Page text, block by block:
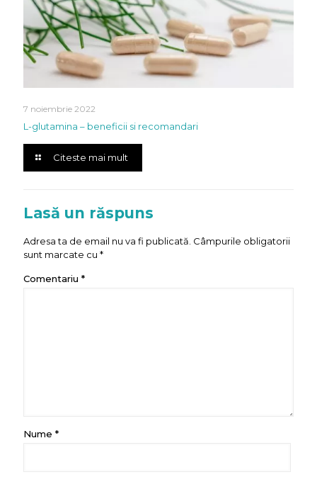
7 noiembrie 2022
L-glutamina – beneficii si recomandari
Citeste mai mult
Lasă un răspuns
Adresa ta de email nu va fi publicată. Câmpurile obligatorii
sunt marcate cu *
Comentariu *
Nume *